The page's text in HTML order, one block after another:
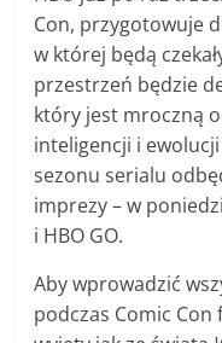
Con, przygotowuje
w której będą
przestrzeń będzie
który jest mroczną
inteligencji i
sezonu serialu
imprezy – w
i HBO GO.
Aby wprowadzić
podczas Comic